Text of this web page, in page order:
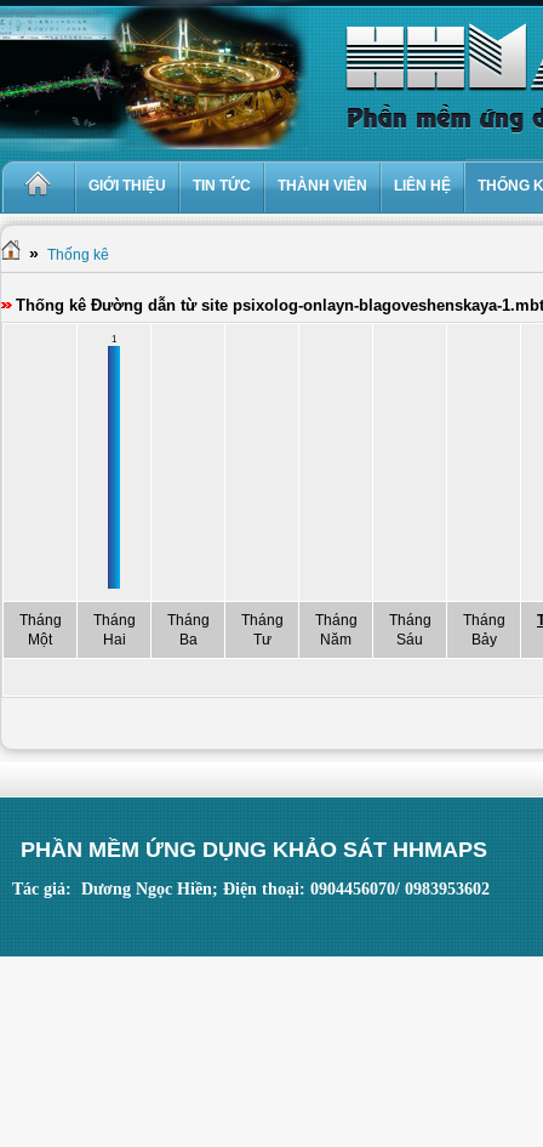
GIỚI THIỆU TIN TỨC THÀNH VIÊN LIÊN HỆ THỐNG
» Thống kê
Thống kê Đường dẫn từ site psixolog-onlayn-blagoveshenskaya-
1
Tháng
Một
Tháng
Hai
Tháng
Ba
Tháng
Tư
Tháng
Năm
Tháng
Sáu
Tháng
Bảy
PHẦN MỀM ỨNG DỤNG KHẢO SÁT HHMAPS
Tác giả: Dương Ngọc Hiền; Điện thoại: 0904456070/ 0983953602